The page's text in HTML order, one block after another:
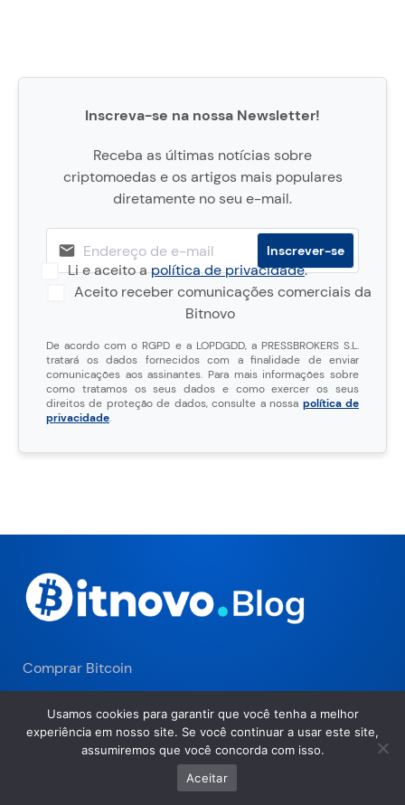
Inscreva-se na nossa Newsletter!
Receba as últimas notícias sobre
criptomoedas e os artigos mais populares
diretamente no seu e-mail.
Li e aceito apolítica de privacidade.
Aceito receber comunicações comerciais da
Bitnovo
De acordo com o RGPD e a LOPDGDD, a PRESSBROKERS S.L.
tratará os dados fornecidos com a finalidade de enviar
comunicações aos assinantes. Para mais informações sobre
como tratamos os seus dados e como exercer os seus
direitos de proteção de dados, consulte a nossa política de
privacidade.
Comprar Bitcoin
Academia
É uma empresa?
Usamos cookies para garantir que você tenha a melhor
experiência em nosso site. Se você continuar a usar este site,
assumiremos que você concorda com isso.
Aceitar